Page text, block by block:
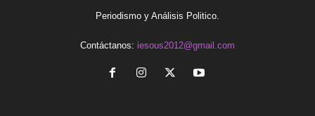
Periodismo y Análisis Politico.
Contáctanos: iesous2012@gmail.com